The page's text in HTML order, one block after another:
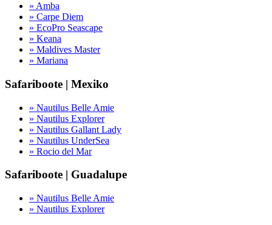
» Amba
» Carpe Diem
» EcoPro Seascape
» Keana
» Maldives Master
» Mariana
Safariboote | Mexiko
» Nautilus Belle Amie
» Nautilus Explorer
» Nautilus Gallant Lady
» Nautilus UnderSea
» Rocio del Mar
Safariboote | Guadalupe
» Nautilus Belle Amie
» Nautilus Explorer